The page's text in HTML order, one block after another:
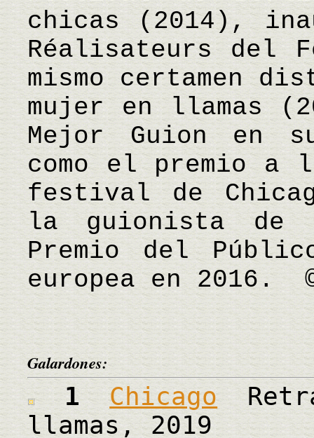
chicas (2014),
Réalisateurs del
mismo certamen
mujer en llamas
Mejor Guion en
como el premio
festival de
la guionista de
Premio del
europea en 2016.
Galardones:
1Chicago
llamas, 2019